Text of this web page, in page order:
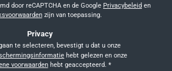
door reCAPTCHA en de Google Privacybeleid en
zijn van toepassing.
Privacy
Door doorgaan te selecteren, bevestigt u dat u onze
voorwaardenhebt geaccepteerd. *